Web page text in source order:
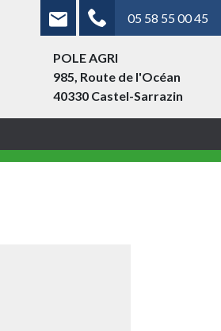
05 58 55 00 45
POLE AGRI
985, Route de l'Océan
40330 Castel-Sarrazin